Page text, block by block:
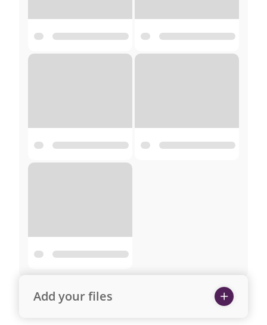
Add your files